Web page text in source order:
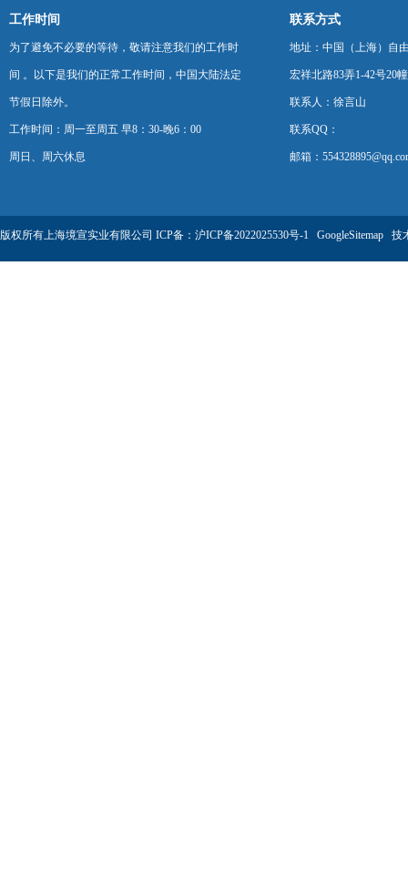
工作时间
为了避免不必要的等待，敬请注意我们的工作时
间 。以下是我们的正常工作时间，中国大陆法定
节假日除外。
工作时间：周一至周五 早8：30-晚6：00
周日、周六休息
联系方式
地址：中国（上海）自
宏祥北路83弄1-42号20
联系人：徐言山
联系QQ：
邮箱：
版权所有上海境宣实业有限公司 ICP备： 沪ICP备2022025530号-1 GoogleSitemap 技